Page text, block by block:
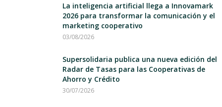
La inteligencia artificial llega a Innovamark
2026 para transformar la comunicación y el
marketing cooperativo
03/08/2026
Supersolidaria publica una nueva edición del
Radar de Tasas para las Cooperativas de
Ahorro y Crédito
30/07/2026